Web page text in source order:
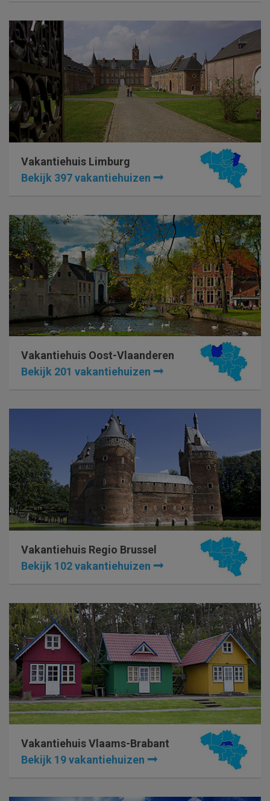
Vakantiehuis Limburg
Bekijk 397 vakantiehuizen
Vakantiehuis Oost-Vlaanderen
Bekijk 201 vakantiehuizen
Vakantiehuis Regio Brussel
Bekijk 102 vakantiehuizen
Vakantiehuis Vlaams-Brabant
Bekijk 19 vakantiehuizen